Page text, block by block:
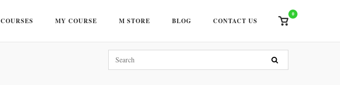
COURSES MY COURSE M STORE BLOG CONTACT US
View
cart
0